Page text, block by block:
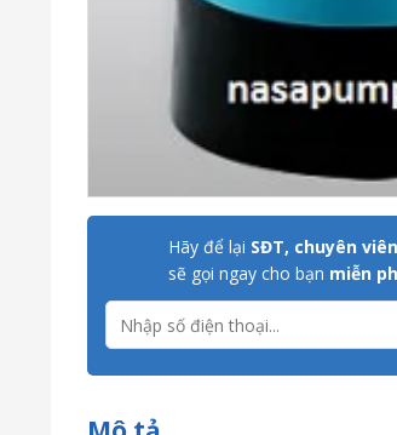
Hãy để lại SĐT, chuyên
sẽ gọi ngay cho bạn miễn